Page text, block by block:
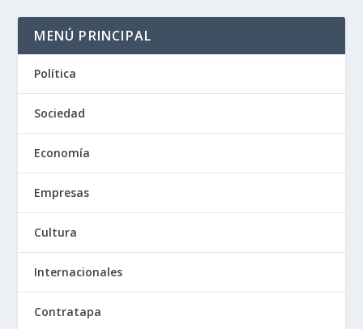
MENÚ PRINCIPAL
Política
Sociedad
Economía
Empresas
Cultura
Internacionales
Contratapa